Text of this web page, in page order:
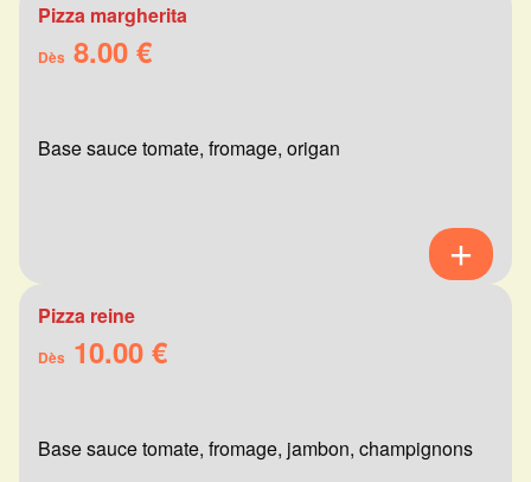
Pizza margherita
Dès 8.00 €
Base sauce tomate, fromage, origan
Pizza reine
Dès 10.00 €
Base sauce tomate, fromage, jambon, champignons